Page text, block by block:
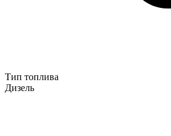
Тип топлива
Дизель